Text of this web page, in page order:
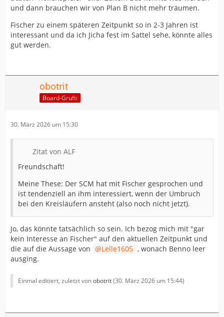
und dann brauchen wir von Plan B nicht mehr träumen.
Fischer zu einem späteren Zeitpunkt so in 2-3 Jahren ist
interessant und da ich Jicha fest im Sattel sehe, könnte alles
gut werden.
obotrit
Board-Grufti
30. März 2026 um 15:30
Zitat von ALF
Freundschaft!
Meine These: Der SCM hat mit Fischer gesprochen und
ist tendenziell an ihm interessiert, wenn der Umbruch
bei den Kreisläufern ansteht (also noch nicht jetzt).
Jo, das könnte tatsächlich so sein. Ich bezog mich mit "gar
kein Interesse an Fischer" auf den aktuellen Zeitpunkt und
die auf die Aussage von
Lelle1605 , wonach Benno leer
ausging.
Einmal editiert, zuletzt vonobotrit(30. März 2026 um 15:44)